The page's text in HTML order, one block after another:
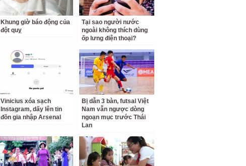
Khung giờ báo động của
đột quỵ
Tại sao người nước
ngoài không thích dùng
ốp lưng điện thoại?
Vinicius xóa sạch
Instagram, dấy lên tin
đồn gia nhập Arsenal
Bị dẫn 3 bàn, futsal Việt
Nam vẫn ngược dòng
ngoạn mục trước Thái
Lan